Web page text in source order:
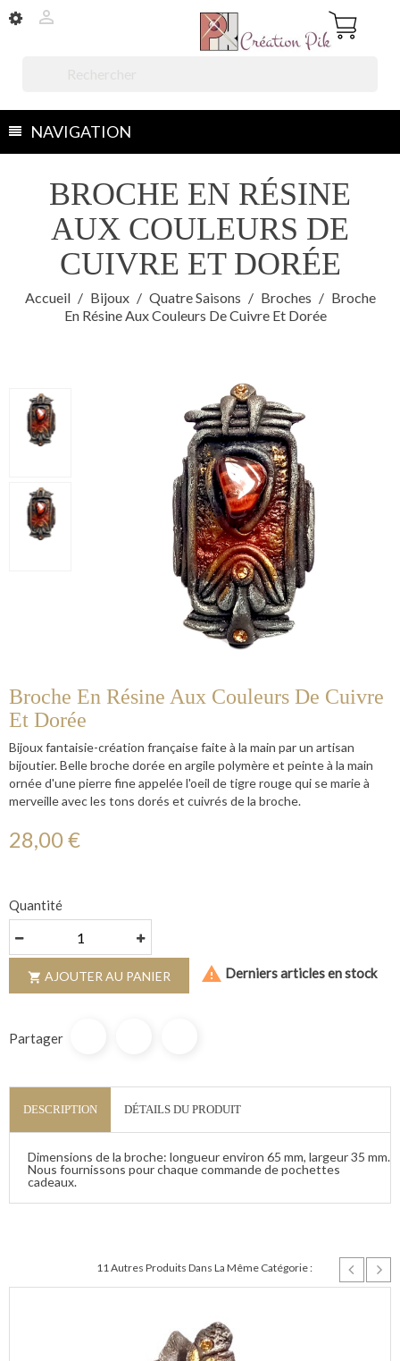


NAVIGATION
BROCHE EN RÉSINE
AUX COULEURS DE
CUIVRE ET DORÉE
Accueil Bijoux Quatre Saisons Broches
Broche
En Résine Aux Couleurs De Cuivre Et Dorée
Broche En Résine Aux Couleurs De Cuivre
Et Dorée
Bijoux fantaisie-création française faite à la main par un artisan
bijoutier. Belle broche dorée en argile polymère et peinte à la main
ornée d'une pierre fine appelée l'oeil de tigre rouge qui se marie à
merveille avec les tons dorés et cuivrés de la broche.
28,00 €
Quantité
 AJOUTER AU PANIER  Derniers articles en stock
Partager
DESCRIPTION DÉTAILS DU PRODUIT
Dimensions de la broche: longueur environ 65 mm, largeur 35 mm.
Nous fournissons pour chaque commande de pochettes
cadeaux.
11 Autres Produits Dans La Même Catégorie :